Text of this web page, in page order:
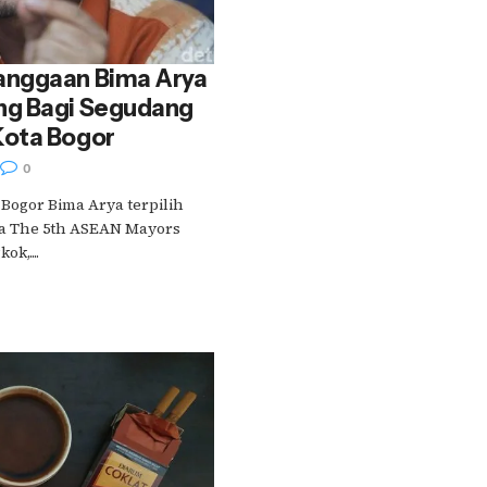
Bima Arya
Bagi Segudang
Bogor
0
Bima Arya terpilih
5th ASEAN Mayors